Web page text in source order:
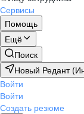
Сервисы
Помощь
Ещё
Поиск
Новый Редант
Войти
Войти
Создать резюме